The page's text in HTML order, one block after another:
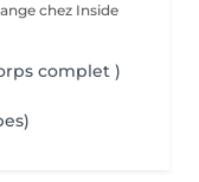
chez Inside
complet )